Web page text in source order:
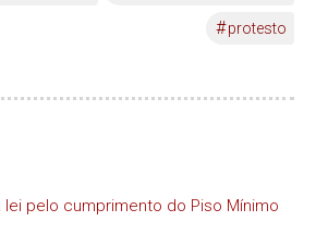
#protesto
lei pelo cumprimento do Piso Mínimo